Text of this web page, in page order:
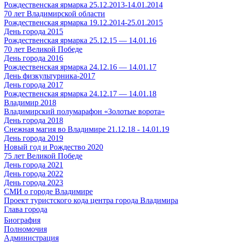
Рождественская ярмарка 25.12.2013-14.01.2014
70 лет Владимирской области
Рождественская ярмарка 19.12.2014-25.01.2015
День города 2015
Рождественская ярмарка 25.12.15 — 14.01.16
70 лет Великой Победе
День города 2016
Рождественская ярмарка 24.12.16 — 14.01.17
День физкультурника-2017
День города 2017
Рождественская ярмарка 24.12.17 — 14.01.18
Владимир 2018
Владимирский полумарафон «Золотые ворота»
День города 2018
Снежная магия во Владимире 21.12.18 - 14.01.19
День города 2019
Новый год и Рождество 2020
75 лет Великой Победе
День города 2021
День города 2022
День города 2023
СМИ о городе Владимире
Проект туристского кода центра города Владимира
Глава города
Биография
Полномочия
Администрация